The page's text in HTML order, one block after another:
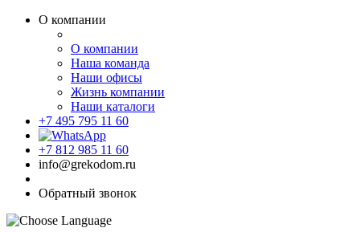
О компании
О компании
Наша команда
Наши офисы
Жизнь компании
Наши каталоги
+7 495 795 11 60
+7 812 985 11 60
info@grekodom.ru
Обратный звонок